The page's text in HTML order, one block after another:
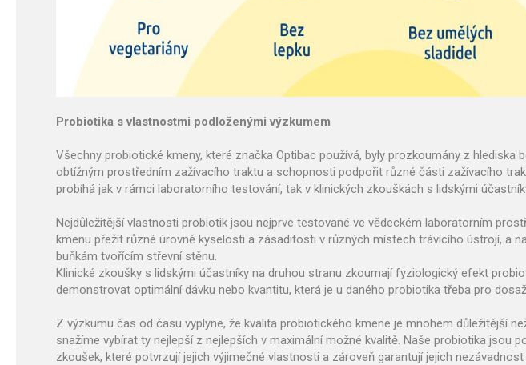
Probiotika s vlastnostmi podloženými výzkumem
Všechny probiotické kmeny, které značka Optibac používá, byly prozkoumány z hlediska
obtížným prostředním zažívacího traktu a schopnosti podpořit různé části zažívacího
probíhá jak v rámci laboratorního testování, tak v klinických zkouškách s lidskými
Nejdůležitější vlastnosti probiotik jsou nejprve testované ve vědeckém laboratorním
kmenu přežít různé úrovně kyselosti a zásaditosti v různých místech trávícího ústrojí, a
buňkám tvořícím střevní stěnu.
Klinické zkoušky s lidskými účastníky na druhou stranu zkoumají fyziologický efekt
demonstrovat optimální dávku nebo kvantitu, která je u daného probiotika třeba pro
Z výzkumu čas od času vyplyne, že kvalita probiotického kmene je mnohem důležitější
snažíme vybírat ty nejlepší z nejlepších v maximální možné kvalitě. Naše probiotika jsou
zkoušek, které potvrzují jejich výjimečné vlastnosti a zároveň garantují jejich